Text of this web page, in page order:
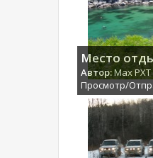
Место
Автор:Max PXT
Просмотр/